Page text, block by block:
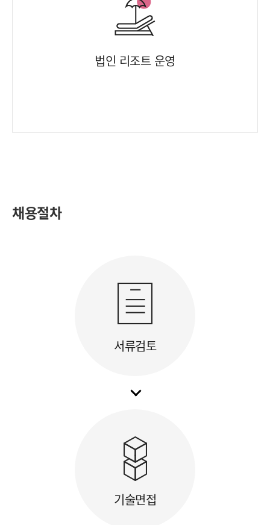
법인 리조트 운영
채용절차
서류검토
기술면접